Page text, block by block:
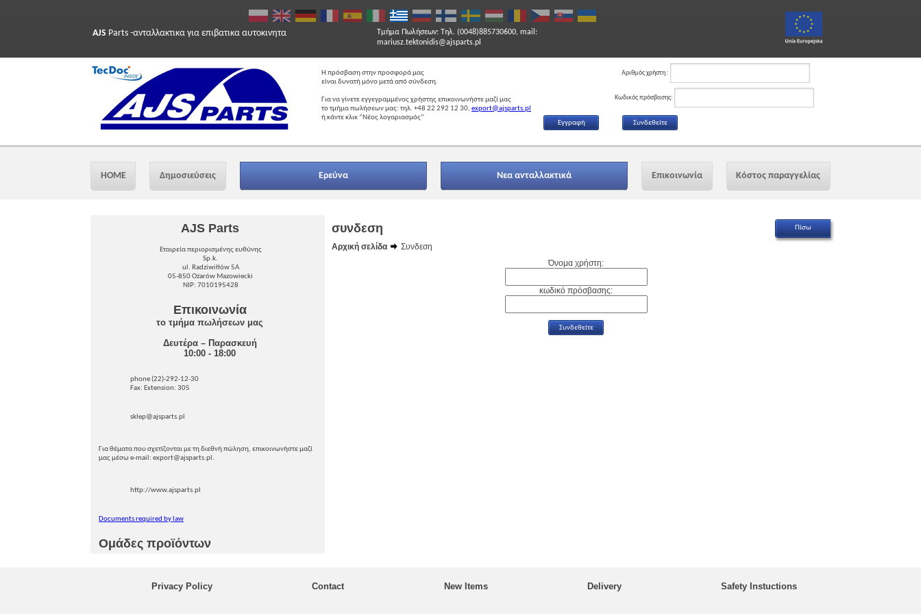
AJS Parts -ανταλλακτικα για επιβατικα αυτοκινητα
Τμήμα Πωλήσεων: Τηλ. (0048)885730600, mail:
mariusz.tektonidis@ajsparts.pl
Η πρόσβαση στην προσφορά μας
είναι δυνατή μόνο μετά από σύνδεση.
Για να γίνετε εγγεγραμμένος χρήστης επικοινωνήστε μαζί μας
το τμήμα πωλήσεων μας: τηλ. +48 22 292 12 30, export@ajsparts.pl
ή κάντε κλικ “Νέος λογαριασμός”
Αριθμός χρήστη :
Κωδικός πρόσβασης:
Εγγραφή
HOME Δημοσιεύσεις Eρεύνα Νεα ανταλλακτικά Επικοινωνία Κόστος παραγγελίας
AJS Parts
Εταιρεία περιορισμένης ευθύνης
Sp.k.
ul. Radziwiłłów 5A
05-850 Ożarów Mazowiecki
NIP: 7010195428
Επικοινωνία
το τμήμα πωλήσεων μας
Δευτέρα – Παρασκευή
10:00 - 18:00
phone (22)-292-12-30
Fax: Extension: 305
sklep@ajsparts.pl
Για θέματα που σχετίζονται με τη διεθνή πώληση, επικοινωνήστε μαζί
μας μέσω e-mail: export@ajsparts.pl.
http://www.ajsparts.pl
Documents required by law
Ομάδες προϊόντων
συνδεση
Αρχική σελίδα
Συνδεση
Όνομα χρήστη:
κωδικό πρόσβασης:
Privacy Policy Contact New Items Delivery Safety Instuctions